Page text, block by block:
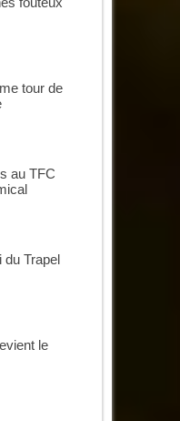
tour de
au TFC
du Trapel
le